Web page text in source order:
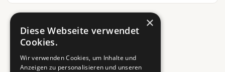
×
Diese Webseite verwendet
Cookies.
Wir verwenden Cookies, um Inhalte und
Anzeigen zu personalisieren und unseren